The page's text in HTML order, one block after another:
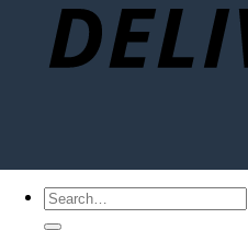
Search
for: